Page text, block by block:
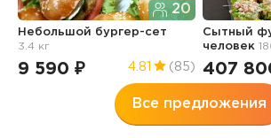
20
Небольшой бургер-сет
3.4 кг
9 590 ₽ 4.81 (85)
Сытный
человек
407
Все предложения